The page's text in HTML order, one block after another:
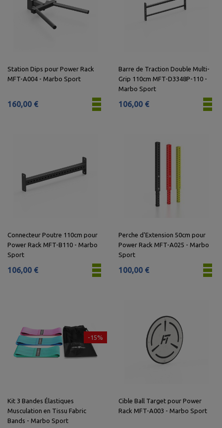
Station Dips pour Power Rack
MFT-A004 - Marbo Sport
160,00 €
Barre de Traction Double Multi-
Grip 110cm MFT-D3348P-110 -
Marbo Sport
106,00 €
Connecteur Poutre 110cm pour
Power Rack MFT-B110 - Marbo
Sport
106,00 €
Perche d'Extension 50cm pour
Power Rack MFT-A025 - Marbo
Sport
100,00 €
-15%
Kit 3 Bandes Élastiques
Musculation en Tissu Fabric
Bands - Marbo Sport
Cible Ball Target pour Power
Rack MFT-A003 - Marbo Sport